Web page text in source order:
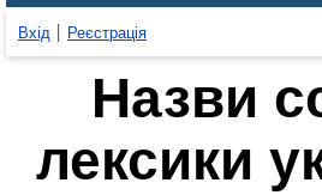
Вхід Реєстрація
Назви
лексики